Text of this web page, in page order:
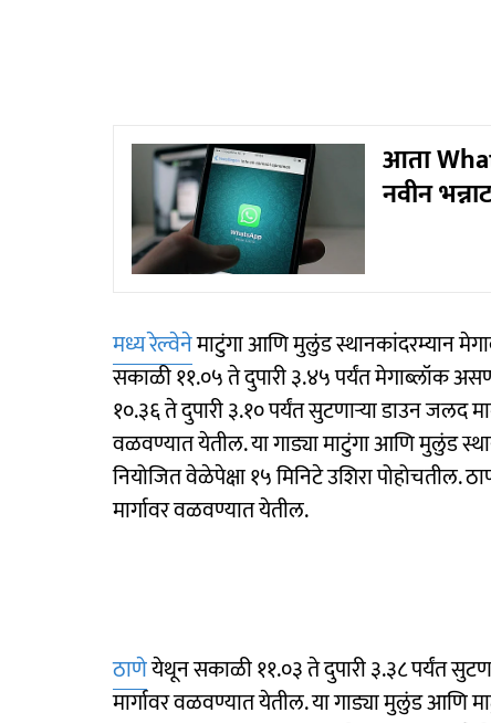
आता
नवीन
मध्य रेल्वेनेमाटुंगा आणि मुलुंड स्थानकांदरम्यान
सकाळी ११.०५ ते दुपारी ३.४५ पर्यंत मेगाब्लॉक
१०.३६ ते दुपारी ३.१० पर्यंत सुटणाऱ्या डाउन जलद
वळवण्यात येतील. या गाड्या माटुंगा आणि मुलुंड
नियोजित वेळेपेक्षा १५ मिनिटे उशिरा
मार्गावर वळवण्यात येतील.
ठाणेयेथून सकाळी ११.०३ ते दुपारी ३.३८ पर्यंत
मार्गावर वळवण्यात येतील. या गाड्या मुलुंड आणि